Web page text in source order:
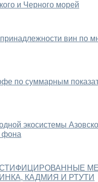
и Черного морей
вин по
по суммарным
экосистемы
фона
КАДМИЯ И РТУТИ